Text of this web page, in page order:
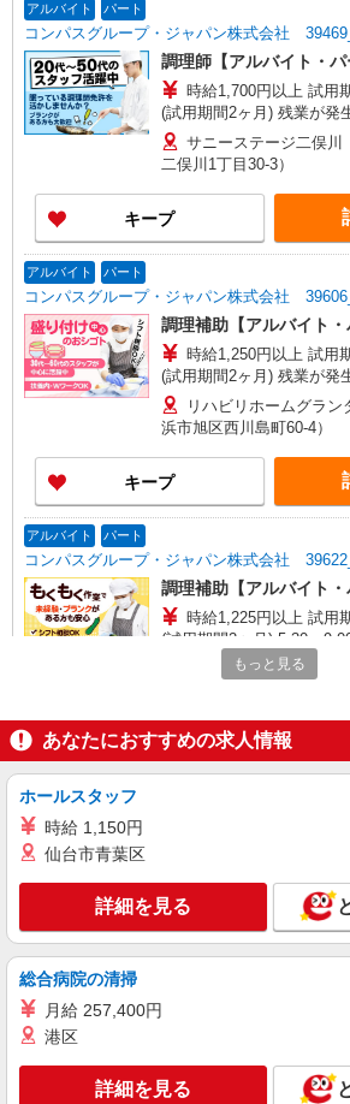
アルバイト パート
コンパスグループ・ジャパン株式会社
調理師【アルバイト・パ
時給1,700円以上 試用期間中 時給1,700円以上
(試用期間2ヶ月) 残業が発生した場合、残業代を1
分単位で別途支給します。
サニーステージ二俣
二俣川1丁目30-3）
キープ
アルバイト パート
コンパスグループ・ジャパン株式会社
調理補助【アルバイト・
時給1,250円以上 試用期間中 時給1,250円以上
(試用期間2ヶ月) 残業が発生した場合、残業代を1
分単位で別途支給します。
リハビリホームグラ
浜市旭区西川島町60-4）
キープ
アルバイト パート
コンパスグループ・ジャパン株式会社
調理補助【アルバイト・
時給1,225円以上 試用期間中 時給1,225円以上
(試用期間2ヶ月) 5:30〜9:00 時給1,300円 残業が発
生した場合、残業代を1分
特別養護老人ホーム
キープ
アルバイト パート
コンパスグループ・ジャパン株式会社
調理補助【アルバイト
時給1,225円以上 試用期間中 時給1,225円以上
(試用期間2ヶ月) 残業が発生した場合、残業代を1
分単位で別途支給します。
ハートランド・エミ
横浜市旭区都岡町72番4号
キープ
コンパスグループ・ジャパン株式会社
もっと見る
あなたにおすすめの求人情報
ホールスタッフ
時給 1,150円
仙台市青葉区
詳細を見る
総合病院の清掃
月給 257,400円
港区
詳細を見る